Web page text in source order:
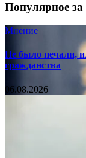
Популярное за
Мнение
Не было печали,
гражданства
06.08.2026